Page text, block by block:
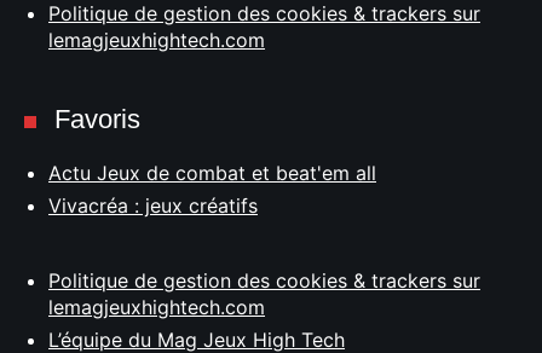
Politique de gestion des cookies & trackers sur
lemagjeuxhightech.com
Favoris
Actu Jeux de combat et beat'em all
Vivacréa : jeux créatifs
Politique de gestion des cookies & trackers sur
lemagjeuxhightech.com
L’équipe du Mag Jeux High Tech